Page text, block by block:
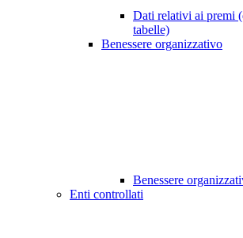
Dati relativi ai premi
tabelle)
Benessere organizzativo
Benessere
Enti controllati